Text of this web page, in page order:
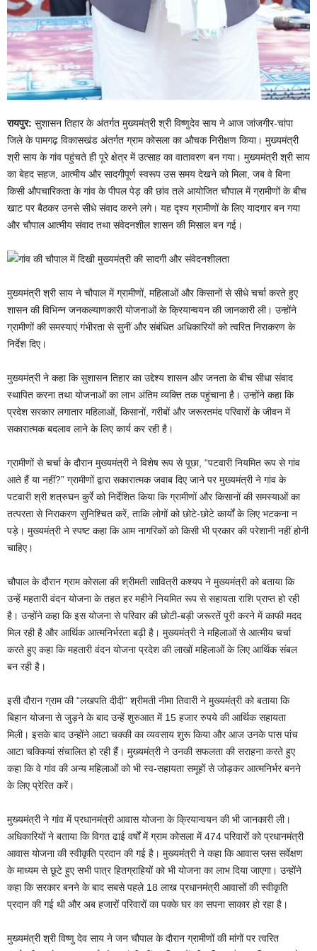
रायपुर: सुशासन तिहार के अंतर्गत मुख्यमंत्री श्री विष्णुदेव साय ने आज जांजगीर-चांपा
जिले के पामगढ़ विकासखंड अंतर्गत ग्राम कोसला का औचक निरीक्षण किया। मुख्यमंत्री
श्री साय के गांव पहुंचते ही पूरे क्षेत्र में उत्साह का वातावरण बन गया। मुख्यमंत्री श्री साय
का बेहद सहज, आत्मीय और सादगीपूर्ण स्वरूप उस समय देखने को मिला, जब वे बिना
किसी औपचारिकता के गांव के पीपल पेड़ की छांव तले आयोजित चौपाल में ग्रामीणों के बीच
खाट पर बैठकर उनसे सीधे संवाद करने लगे। यह दृश्य ग्रामीणों के लिए यादगार बन गया
और चौपाल आत्मीय संवाद तथा संवेदनशील शासन की मिसाल बन गई।
मुख्यमंत्री श्री साय ने चौपाल में ग्रामीणों, महिलाओं और किसानों से सीधे चर्चा करते हुए
शासन की विभिन्न जनकल्याणकारी योजनाओं के क्रियान्वयन की जानकारी ली। उन्होंने
ग्रामीणों की समस्याएं गंभीरता से सुनीं और संबंधित अधिकारियों को त्वरित निराकरण के
निर्देश दिए।
मुख्यमंत्री ने कहा कि सुशासन तिहार का उद्देश्य शासन और जनता के बीच सीधा संवाद
स्थापित करना तथा योजनाओं का लाभ अंतिम व्यक्ति तक पहुंचाना है। उन्होंने कहा कि
प्रदेश सरकार लगातार महिलाओं, किसानों, गरीबों और जरूरतमंद परिवारों के जीवन में
सकारात्मक बदलाव लाने के लिए कार्य कर रही है।
ग्रामीणों से चर्चा के दौरान मुख्यमंत्री ने विशेष रूप से पूछा, “पटवारी नियमित रूप से गांव
आते हैं या नहीं?” ग्रामीणों द्वारा सकारात्मक जवाब दिए जाने पर मुख्यमंत्री ने गांव के
पटवारी श्री शत्रुघन कुर्रे को निर्देशित किया कि ग्रामीणों और किसानों की समस्याओं का
तत्परता से निराकरण सुनिश्चित करें, ताकि लोगों को छोटे-छोटे कार्यों के लिए भटकना न
पड़े। मुख्यमंत्री ने स्पष्ट कहा कि आम नागरिकों को किसी भी प्रकार की परेशानी नहीं होनी
चाहिए।
चौपाल के दौरान ग्राम कोसला की श्रीमती सावित्री कश्यप ने मुख्यमंत्री को बताया कि
उन्हें महतारी वंदन योजना के तहत हर महीने नियमित रूप से सहायता राशि प्राप्त हो रही
है। उन्होंने कहा कि इस योजना से परिवार की छोटी-बड़ी जरूरतें पूरी करने में काफी मदद
मिल रही है और आर्थिक आत्मनिर्भरता बढ़ी है। मुख्यमंत्री ने महिलाओं से आत्मीय चर्चा
करते हुए कहा कि महतारी वंदन योजना प्रदेश की लाखों महिलाओं के लिए आर्थिक संबल
बन रही है।
इसी दौरान ग्राम की “लखपति दीदी” श्रीमती नीमा तिवारी ने मुख्यमंत्री को बताया कि
बिहान योजना से जुड़ने के बाद उन्हें शुरुआत में 15 हजार रुपये की आर्थिक सहायता
मिली। इसके बाद उन्होंने आटा चक्की का व्यवसाय शुरू किया और आज उनके पास पांच
आटा चक्कियां संचालित हो रही हैं। मुख्यमंत्री ने उनकी सफलता की सराहना करते हुए
कहा कि वे गांव की अन्य महिलाओं को भी स्व-सहायता समूहों से जोड़कर आत्मनिर्भर बनने
के लिए प्रेरित करें।
मुख्यमंत्री ने गांव में प्रधानमंत्री आवास योजना के क्रियान्वयन की भी जानकारी ली।
अधिकारियों ने बताया कि विगत ढाई वर्षों में ग्राम कोसला में 474 परिवारों को प्रधानमंत्री
आवास योजना की स्वीकृति प्रदान की गई है। मुख्यमंत्री ने कहा कि आवास प्लस सर्वेक्षण
के माध्यम से छूटे हुए सभी पात्र हितग्राहियों को भी योजना का लाभ दिया जाएगा। उन्होंने
कहा कि सरकार बनने के बाद सबसे पहले 18 लाख प्रधानमंत्री आवासों की स्वीकृति
प्रदान की गई थी और अब हजारों परिवारों का पक्के घर का सपना साकार हो रहा है।
मुख्यमंत्री श्री विष्णु देव साय ने जन चौपाल के दौरान ग्रामीणों की मांगों पर त्वरित